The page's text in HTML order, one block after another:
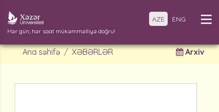
Hər gün, hər saat mükəmməlliyə doğru!
AZE ENG
Ana səhifə XƏBƏRLƏR Arxiv